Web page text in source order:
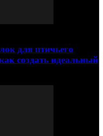
для птичьего
создать идеальный